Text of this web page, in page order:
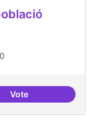
0
VoteMalestar